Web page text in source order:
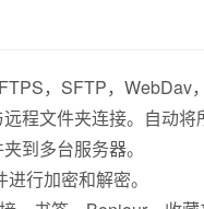
，SFTP，WebDav
程文件夹连接。自动将
到多台服务器。
行加密和解密。